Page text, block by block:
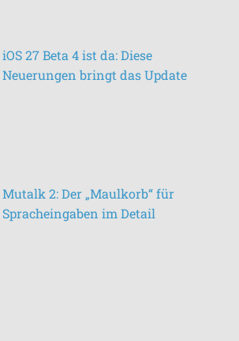
iOS 27 Beta 4 ist da: Diese
Neuerungen bringt das Update
Mutalk 2: Der „Maulkorb“ für
Spracheingaben im Detail